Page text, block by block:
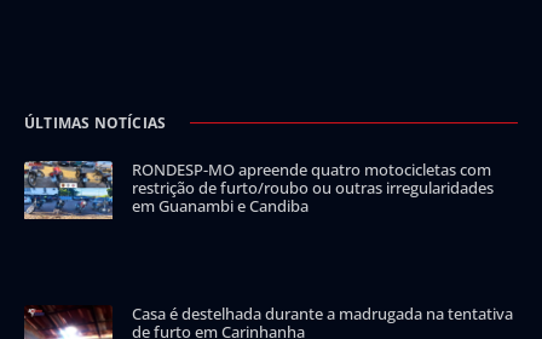
ÚLTIMAS NOTÍCIAS
RONDESP-MO apreende quatro motocicletas com
restrição de furto/roubo ou outras irregularidades
em Guanambi e Candiba
Casa é destelhada durante a madrugada na tentativa
de furto em Carinhanha